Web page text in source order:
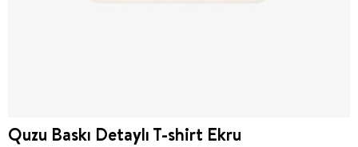
Quzu Baskı Detaylı T-shirt Ekru